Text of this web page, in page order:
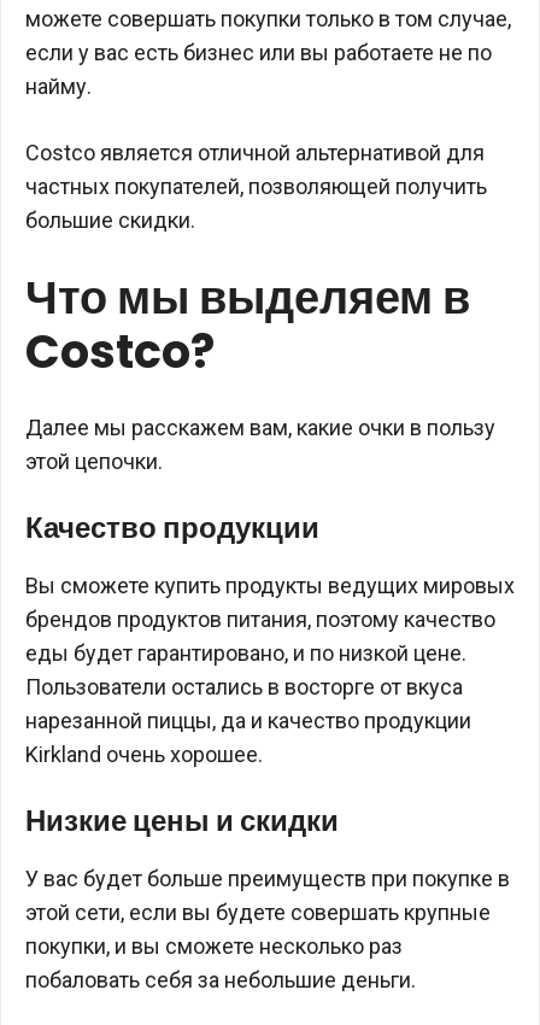
можете совершать покупки только в том случае,
если у вас есть бизнес или вы работаете не по
найму.
Costco является отличной альтернативой для
частных покупателей, позволяющей получить
большие скидки.
Что мы выделяем в
Costco?
Далее мы расскажем вам, какие очки в пользу
этой цепочки.
Качество продукции
Вы сможете купить продукты ведущих мировых
брендов продуктов питания, поэтому качество
еды будет гарантировано, и по низкой цене.
Пользователи остались в восторге от вкуса
нарезанной пиццы, да и качество продукции
Kirkland очень хорошее.
Низкие цены и скидки
У вас будет больше преимуществ при покупке в
этой сети, если вы будете совершать крупные
покупки, и вы сможете несколько раз
побаловать себя за небольшие деньги.